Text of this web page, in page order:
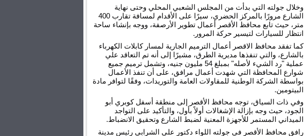
انتظار للسيارات لتيسير حركة المرور.
البيتومين.
الميداني المستمر للأجهزة المعنية لضبط الشارع وتحقيق الانضباط.